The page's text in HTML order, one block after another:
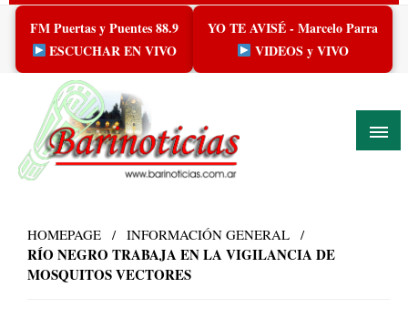
Skip
content
FM Puertas y Puentes 88.9
ESCUCHAR EN VIVO
YO TE AVISÉ - Marcelo Parra
VIDEOS y VIVO
HOMEPAGE INFORMACIÓN GENERAL
RÍO NEGRO TRABAJA EN LA VIGILANCIA DE
MOSQUITOS VECTORES